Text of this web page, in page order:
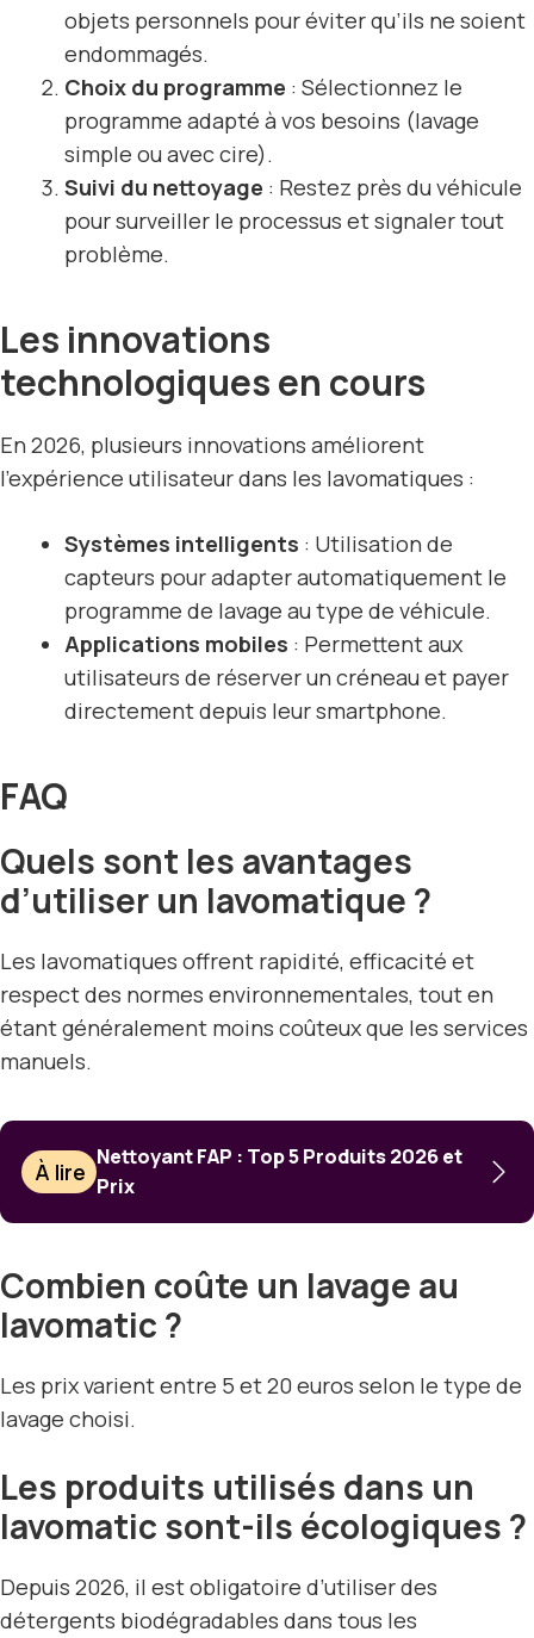
objets personnels pour éviter qu’ils ne soient
endommagés.
Choix du programme : Sélectionnez le
programme adapté à vos besoins (lavage
simple ou avec cire).
Suivi du nettoyage : Restez près du véhicule
pour surveiller le processus et signaler tout
problème.
Les innovations
technologiques en cours
En 2026, plusieurs innovations améliorent
l’expérience utilisateur dans les lavomatiques :
Systèmes intelligents : Utilisation de
capteurs pour adapter automatiquement le
programme de lavage au type de véhicule.
Applications mobiles : Permettent aux
utilisateurs de réserver un créneau et payer
directement depuis leur smartphone.
FAQ
Quels sont les avantages
d’utiliser un lavomatique ?
Les lavomatiques offrent rapidité, efficacité et
respect des normes environnementales, tout en
étant généralement moins coûteux que les services
manuels.
À lire
Nettoyant FAP : Top 5 Produits 2026 et
Prix
Combien coûte un lavage au
lavomatic ?
Les prix varient entre 5 et 20 euros selon le type de
lavage choisi.
Les produits utilisés dans un
lavomatic sont-ils écologiques ?
Depuis 2026, il est obligatoire d’utiliser des
détergents biodégradables dans tous les